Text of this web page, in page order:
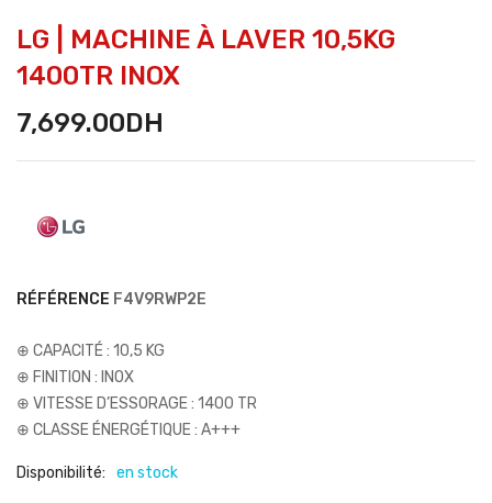
LG | MACHINE À LAVER 10,5KG
1400TR INOX
7,699.00DH
RÉFÉRENCE F4V9RWP2E
⊕ CAPACITÉ : 10,5 KG
⊕ FINITION : INOX
⊕ VITESSE D’ESSORAGE : 1400 TR
⊕ CLASSE ÉNERGÉTIQUE : A+++
Disponibilité: en stock